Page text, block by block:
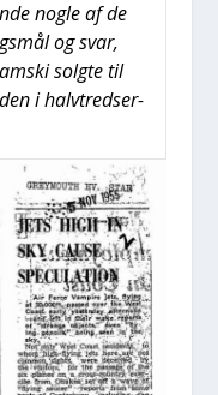
nog­le af de
og svar,
solg­te til
i halv­tred­ser­